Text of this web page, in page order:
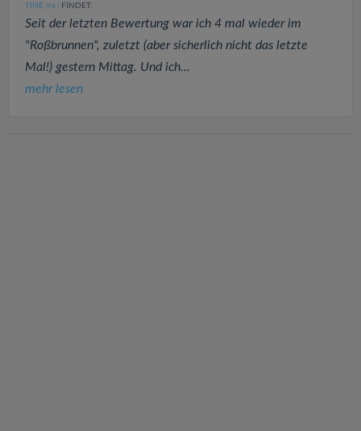
TINE (98 ) FINDET:
Seit der letzten Bewertung war ich 4 mal wieder im
"Roßbrunnen", zuletzt (aber sicherlich nicht das letzte
Mal!) gestern Mittag. Und ich...
mehr lesen